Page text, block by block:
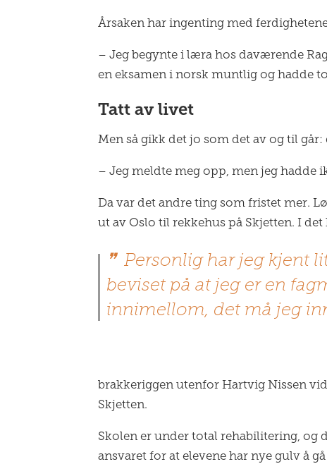
Årsaken har ingenting med
– Jeg begynte i læra hos daværende
en eksamen i norsk muntlig og hadde
Tatt av livet
Men så gikk det jo som det av og til
– Jeg meldte meg opp, men jeg hadde
Da var det andre ting som fristet mer.
ut av Oslo til rekkehus på Skjetten. I
Personlig har jeg kjent
beviset på at jeg er en
innimellom, det må jeg
brakkeriggen utenfor Hartvig Nissen
Skjetten.
Skolen er under total rehabilitering, og
ansvaret for at elevene har nye gulv å